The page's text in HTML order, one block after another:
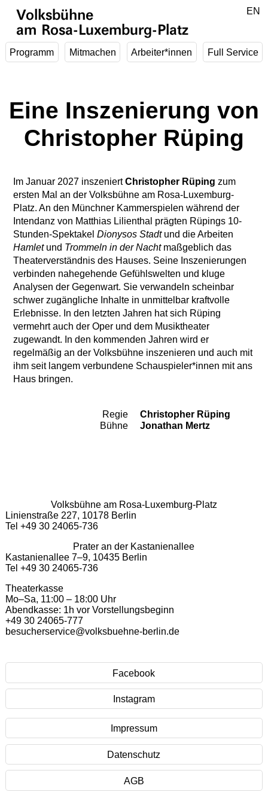
Volksbühne
am Rosa-Luxemburg-Platz
Programm Mitmachen Arbeiter*innen Full Service
DE
EN
Eine Inszenierung von
Christopher Rüping
Im Januar 2027 inszeniertChristopher Rüping zum
ersten Mal an der Volksbühne am Rosa-Luxemburg-
Platz. An den Münchner Kammerspielen während der
Intendanz von Matthias Lilienthal prägten Rüpings 10-
Stunden-Spektakel Dionysos Stadtund die Arbeiten
Hamletund Trommeln in der Nachtmaßgeblich das
Theaterverständnis des Hauses. Seine Inszenierungen
verbinden nahegehende Gefühlswelten und kluge
Analysen der Gegenwart. Sie verwandeln scheinbar
schwer zugängliche Inhalte in unmittelbar kraftvolle
Erlebnisse. In den letzten Jahren hat sich Rüping
vermehrt auch der Oper und dem Musiktheater
zugewandt. In den kommenden Jahren wird er
regelmäßig an der Volksbühne inszenieren und auch mit
ihm seit langem verbundene Schauspieler*innen mit ans
Haus bringen.
Team
Regie
Christopher Rüping
Bühne
Jonathan Mertz
Volksbühne am Rosa-Luxemburg-Platz
Linienstraße 227, 10178 Berlin
Tel +49 30 24065-736
Prater an der Kastanienallee
Kastanienallee 7–9, 10435 Berlin
Tel +49 30 24065-736
Theaterkasse
Mo–Sa, 11:00 – 18:00 Uhr
Abendkasse: 1h vor Vorstellungsbeginn
+49 30 24065-777
besucherservice@volksbuehne-berlin.de
Facebook
Instagram
Impressum
Datenschutz
AGB